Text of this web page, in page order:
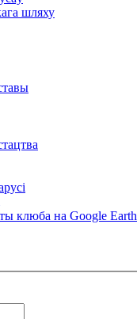
шляху
клюба на Google Earth